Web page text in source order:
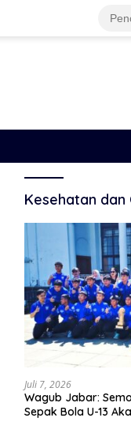
Kesehatan dan
Juli 7, 2026
Wagub Jabar:
Sepak Bola U-13